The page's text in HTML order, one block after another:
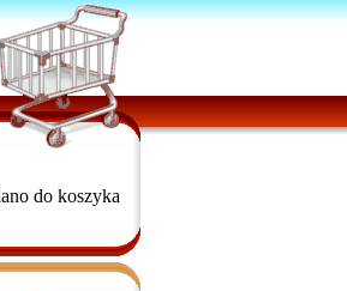
do koszyka